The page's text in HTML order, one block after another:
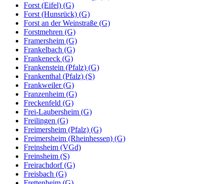
Forst (Eifel) (G)
Forst (Hunsrück) (G)
Forst an der Weinstraße (G)
Forstmehren (G)
Framersheim (G)
Frankelbach (G)
Frankeneck (G)
Frankenstein (Pfalz) (G)
Frankenthal (Pfalz) (S)
Frankweiler (G)
Franzenheim (G)
Freckenfeld (G)
Frei-Laubersheim (G)
Freilingen (G)
Freimersheim (Pfalz) (G)
Freimersheim (Rheinhessen) (G)
Freinsheim (VGd)
Freinsheim (S)
Freirachdorf (G)
Freisbach (G)